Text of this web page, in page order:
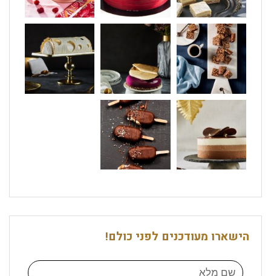
הישארו מעודכנים לפני כולם!